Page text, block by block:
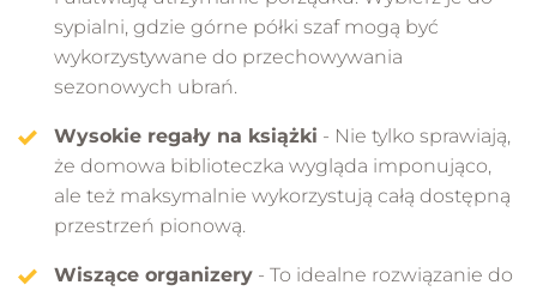
sypialni, gdzie górne półki szaf mogą być
wykorzystywane do przechowywania
sezonowych ubrań.
Wysokie regały na książki - Nie tylko sprawiają,
że domowa biblioteczka wygląda imponująco,
ale też maksymalnie wykorzystują całą dostępną
przestrzeń pionową.
Wiszące organizery - To idealne rozwiązanie do